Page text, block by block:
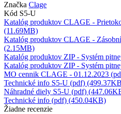
Značka Clage
Kód S5-U
Katalóg produktov CLAGE -
(11.69MB)
Katalóg produktov CLAGE -
(2.15MB)
Katalóg produktov ZIP - Systém
Katalóg produktov ZIP - Systém
MO cennik CLAGE - 01.12.2023
Technické info S5-U (pdf)
Náhradné diely S5-U (pdf)
Technické info (pdf) (450.04KB)
Žiadne recenzie